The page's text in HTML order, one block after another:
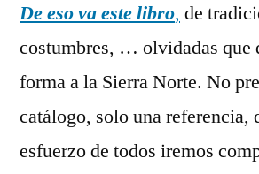
De eso va este libro, de
costumbres, … olvidadas que
forma a la Sierra Norte. No
catálogo, solo una referencia,
esfuerzo de todos iremos